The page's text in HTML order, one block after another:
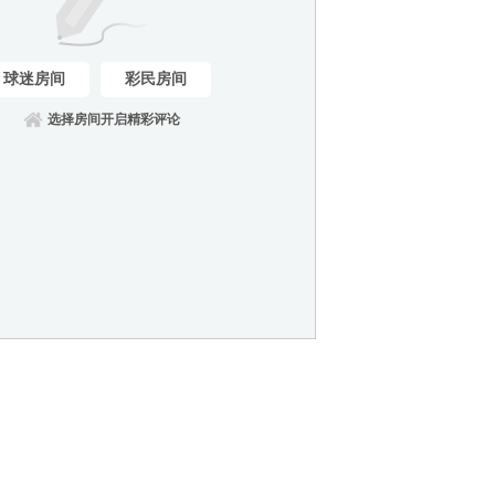
球迷房间 彩民房间
选择房间开启精彩评论